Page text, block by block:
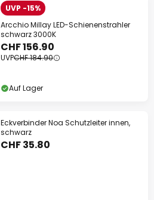
UVP -15%
Arcchio Millay LED-Schienenstrahler
schwarz 3000K
CHF 156.90
UVPCHF 184.90
Auf Lager
Eckverbinder Noa Schutzleiter innen,
schwarz
CHF 35.80